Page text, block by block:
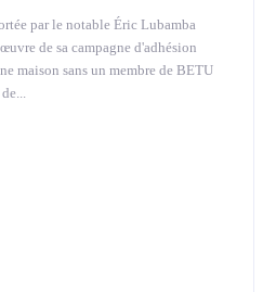
par le notable Éric Lubamba
de sa campagne d'adhésion
maison sans un membre de BETU